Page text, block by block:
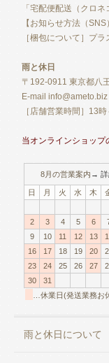
「宅配便配送（クロ
【お知らせ方法（
［梱包について］プ
雨と休日
〒192-0911 東京都八
E-mail
［店舗営業時間］13
当オンラインショッ
…休業日(発送業務お
8月の営業案内 → 詳
日 月 火 水 木
2
3 4 5 6
9
10 11 12 13
16
17 18 19 20
23
24 25 26 27
30
31
雨と休日について